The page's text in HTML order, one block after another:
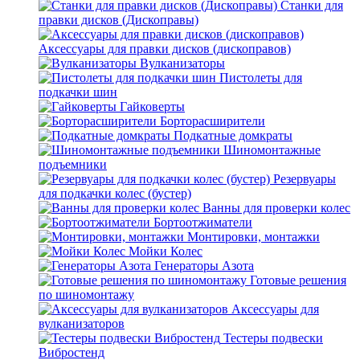
Станки для
правки дисков (Дископравы)
Аксессуары для правки дисков (дископравов)
Вулканизаторы
Пистолеты для
подкачки шин
Гайковерты
Борторасширители
Подкатные домкраты
Шиномонтажные
подъемники
Резервуары
для подкачки колес (бустер)
Ванны для проверки колес
Бортоотжиматели
Монтировки, монтажки
Мойки Колес
Генераторы Азота
Готовые решения
по шиномонтажу
Аксессуары для
вулканизаторов
Тестеры подвески
Вибростенд